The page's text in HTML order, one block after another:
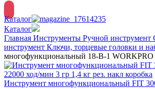
Каталог
Каталог
Главная Инструменты Ручной инструмент
инструмент Ключи, торцевые головки и
многофункциональный 18-В-1
Инструмент многофункциональный FIT